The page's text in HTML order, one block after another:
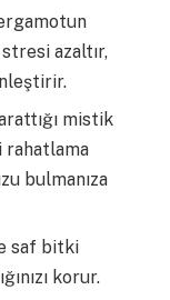
azaltır,
mistik
rahatlama
bulmanıza
saf bitki
korur.